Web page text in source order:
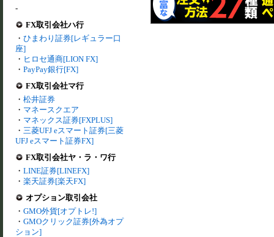
-
FX取引会社ハ行
・ ひまわり証券[レギュラー口
座]
・ ヒロセ通商[LION FX]
・ PayPay銀行[FX]
FX取引会社マ行
・ 松井証券
・ マネースクエア
・ マネックス証券[FXPLUS]
・ 三菱UFJ eスマート証券[三菱
UFJ eスマート証券FX]
FX取引会社ヤ・ラ・ワ行
・ LINE証券[LINEFX]
・ 楽天証券[楽天FX]
オプション取引会社
・ GMO外貨[オプトレ!]
・ GMOクリック証券[外為オプ
ション]